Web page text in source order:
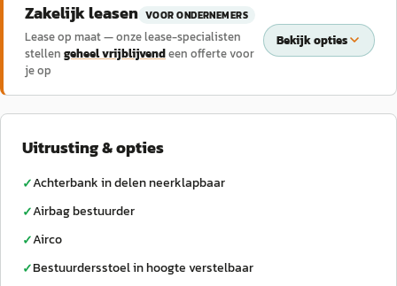
Zakelijk leasen VOOR ONDERNEMERS
Lease op maat — onze lease-specialisten
stellen geheel vrijblijvendeen offerte voor
je op
Bekijk opties
Uitrusting & opties
✓Achterbank in delen neerklapbaar
✓Airbag bestuurder
✓Airco
✓Bestuurdersstoel in hoogte verstelbaar